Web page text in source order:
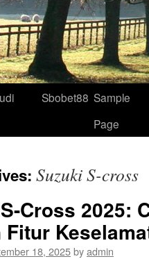
Sbobet88 Sample
Page
Suzuki S-cross
Cross 2025:
Fitur
18, 2025byadmin